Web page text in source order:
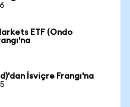
ETF (Ondo
İsviçre Frangı'na